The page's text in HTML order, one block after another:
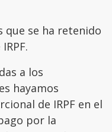
que se ha retenido
a los
hayamos
de IRPF en el
por la